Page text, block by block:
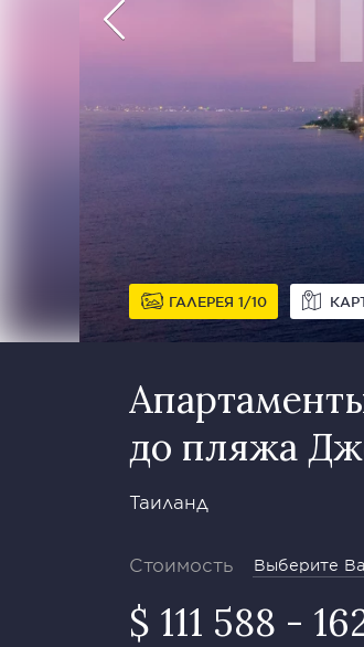
ГАЛЕРЕЯ 1 10
до пляжа
Таиланд
Стоимость Выберите
$ 111 588 -